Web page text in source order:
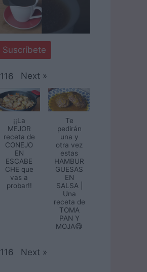
Suscríbete
116 Next »
¡¡La
MEJOR
receta de
CONEJO
EN
ESCABE
CHE que
vas a
probar!!
Te
pedirán
una y
otra vez
estas
HAMBUR
GUESAS
EN
SALSA |
Una
receta de
TOMA
PAN Y
MOJA😋
116 Next »